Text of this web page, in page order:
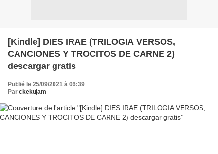
[Kindle] DIES IRAE (TRILOGIA VERSOS,
CANCIONES Y TROCITOS DE CARNE 2)
descargar gratis
Publié le 25/09/2021 à 06:39
Par ckekujam